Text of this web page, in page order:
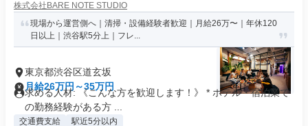
株式会社BARE NOTE STUDIO
現場から運営側へ｜清掃・設備経験者歓迎｜月給26万〜｜年休120
日以上｜渋谷駅5分上｜フレ...
東京都渋谷区道玄坂
月給26万円～35万円
求める人材: 《こんな方を歓迎します！》 * ホテル・宿泊業で
の勤務経験がある方 ...
交通費支給 駅近5分以内